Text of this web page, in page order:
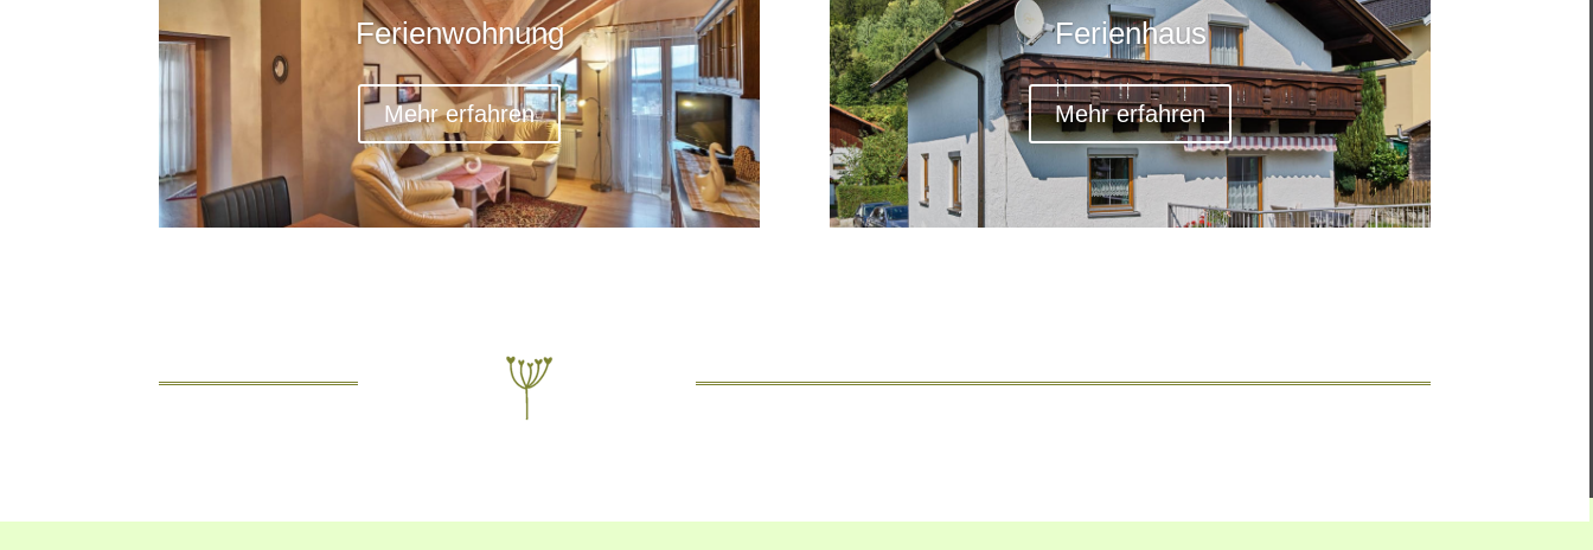
Ferienwohnung
Mehr erfahren
Ferienhaus
Mehr erfahren